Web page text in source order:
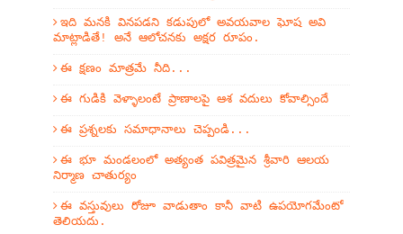
ఇది మనకి వినపడని కడుపులో అవయవాల ఘోష అవి
మాట్లాడితే! అనే ఆలోచనకు అక్షర రూపం.
ఈ క్షణం మాత్రమే నీది...
ఈ గుడికి వెళ్ళాలంటే ప్రాణాలపై ఆశ వదులు కోవాల్సిందే
ఈ ప్రశ్నలకు సమాధానాలు చెప్పండి...
ఈ భూ మండలంలో అత్యంత పవిత్రమైన శ్రీవారి ఆలయ
నిర్మాణ చాతుర్యం
ఈ వస్తువులు రోజూ వాడుతాం కానీ వాటి ఉపయోగమేంటో
తెలియదు.